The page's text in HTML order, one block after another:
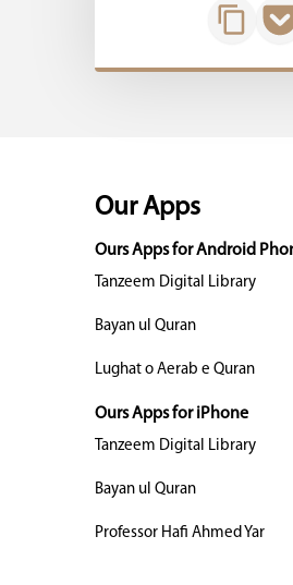
Our Apps
Ours Apps for Android
Tanzeem Digital Library
Bayan ul Quran
Lughat o Aerab e Quran
Ours Apps for iPhone
Tanzeem Digital Library
Bayan ul Quran
Professor Hafi Ahmed Yar